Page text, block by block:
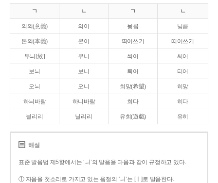
ㄱ ㄴ ㄱ ㄴ
의의(意義) 의이 닁큼 닝큼
본의(本義) 본이 띄어쓰기 띠어쓰기
무늬[紋] 무니 씌어 씨어
보늬 보니 틔어 티어
오늬 오니 희망(希望) 히망
하늬바람 하니바람 희다 히다
늴리리 닐리리 유희(遊戱) 유히
해설
표준 발음법 제5항에서는 ‘ㅢ’의 발음을 다음과 같이 규정하고 있다.
① 자음을 첫소리로 가지고 있는 음절의 ‘ㅢ’는 [ㅣ]로 발음한다.